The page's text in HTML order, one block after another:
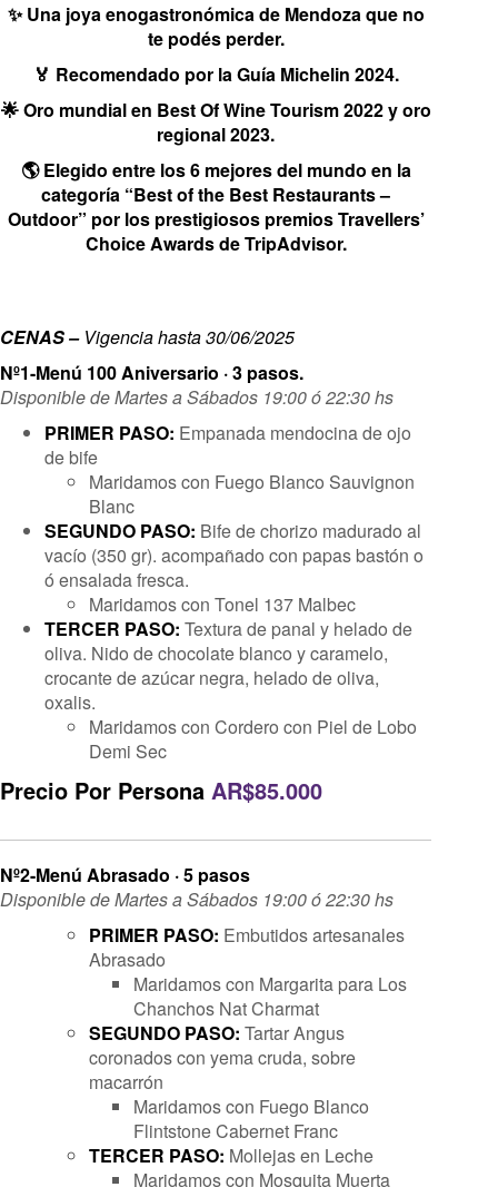
✨ Una joya enogastronómica de Mendoza que no
te podés perder.
🏅 Recomendado por la Guía Michelin 2024.
🌟 Oro mundial en Best Of Wine Tourism 2022 y oro
regional 2023.
🌎 Elegido entre los 6 mejores del mundo en la
categoría “Best of the Best Restaurants –
Outdoor” por los prestigiosos premios Travellers’
Choice Awards de TripAdvisor.
CENAS – Vigencia hasta 30/06/2025
Nº1-Menú 100 Aniversario · 3 pasos.
Disponible de Martes a Sábados 19:00 ó 22:30 hs
PRIMER PASO: Empanada mendocina de ojo
de bife
Maridamos con Fuego Blanco Sauvignon
Blanc
SEGUNDO PASO: Bife de chorizo madurado al
vacío (350 gr). acompañado con papas bastón o
ó ensalada fresca.
Maridamos con Tonel 137 Malbec
TERCER PASO: Textura de panal y helado de
oliva. Nido de chocolate blanco y caramelo,
crocante de azúcar negra, helado de oliva,
oxalis.
Maridamos con Cordero con Piel de Lobo
Demi Sec
Precio Por Persona AR$85.000
Nº2-Menú Abrasado · 5 pasos
Disponible de Martes a Sábados 19:00 ó 22:30 hs
PRIMER PASO: Embutidos artesanales
Abrasado
Maridamos con Margarita para Los
Chanchos Nat Charmat
SEGUNDO PASO: Tartar Angus
coronados con yema cruda, sobre
macarrón
Maridamos con Fuego Blanco
Flintstone Cabernet Franc
TERCER PASO: Mollejas en Leche
Maridamos con Mosquita Muerta